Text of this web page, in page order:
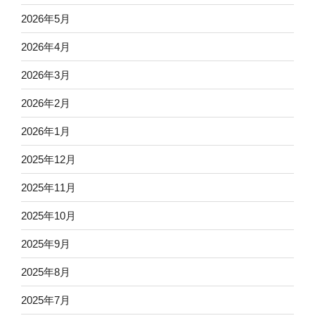
2026年5月
2026年4月
2026年3月
2026年2月
2026年1月
2025年12月
2025年11月
2025年10月
2025年9月
2025年8月
2025年7月